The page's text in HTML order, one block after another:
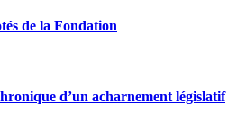
de la Fondation
d’un acharnement législatif